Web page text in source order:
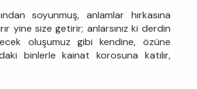
soyunmuş, anlamlar hırkasına
yine size getirir; anlarsınız ki derdin
oluşumuz gibi kendine, özüne
binlerle kainat korosuna katılır,